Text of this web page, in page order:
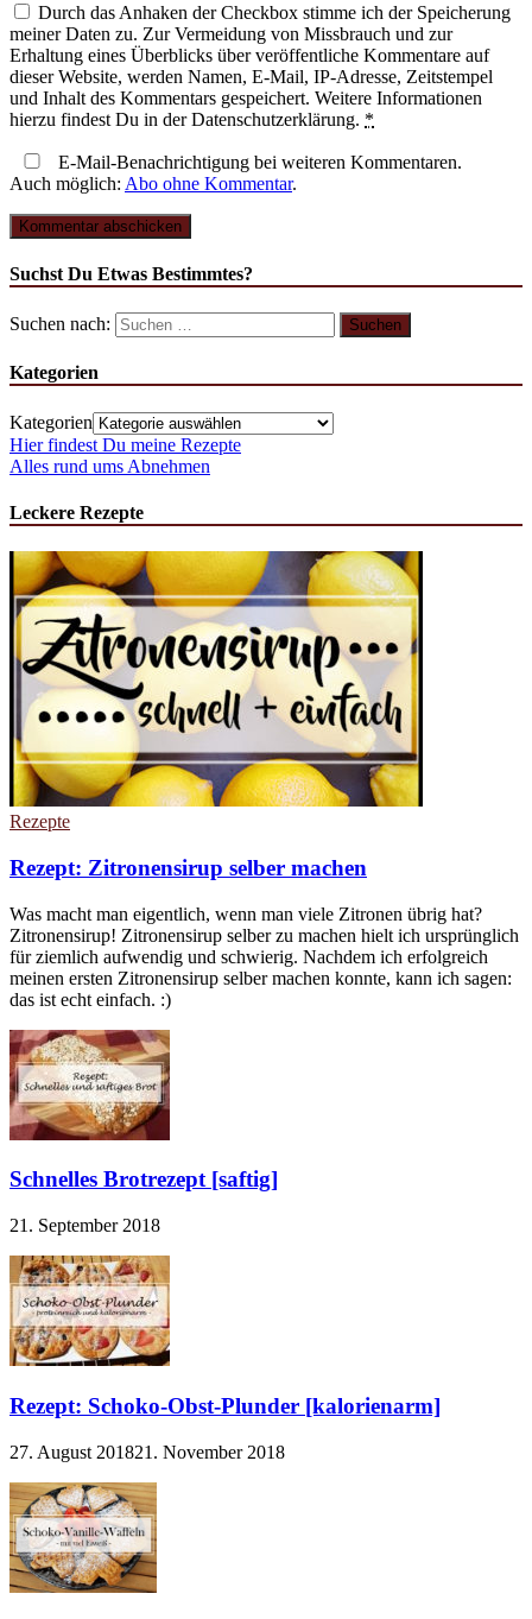
Durch das Anhaken der Checkbox stimme ich der Speicherung
meiner Daten zu. Zur Vermeidung von Missbrauch und zur
Erhaltung eines Überblicks über veröffentliche Kommentare auf
dieser Website, werden Namen, E-Mail, IP-Adresse, Zeitstempel
und Inhalt des Kommentars gespeichert. Weitere Informationen
hierzu findest Du in der Datenschutzerklärung. *
E-Mail-Benachrichtigung bei weiteren Kommentaren.
Auch möglich: Abo ohne Kommentar.
Suchst Du Etwas Bestimmtes?
Suchen nach:
Kategorien
Kategorien
Hier findest Du meine Rezepte
Alles rund ums Abnehmen
Leckere Rezepte
Rezepte
Rezept: Zitronensirup selber machen
Was macht man eigentlich, wenn man viele Zitronen übrig hat?
Zitronensirup! Zitronensirup selber zu machen hielt ich ursprünglich
für ziemlich aufwendig und schwierig. Nachdem ich erfolgreich
meinen ersten Zitronensirup selber machen konnte, kann ich sagen:
das ist echt einfach. :)
Schnelles Brotrezept [saftig]
21. September 2018
Rezept: Schoko-Obst-Plunder [kalorienarm]
27. August 201821. November 2018